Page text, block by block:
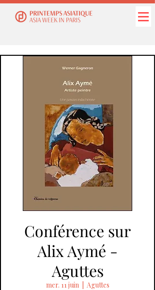
Conférence sur
Alix Aymé -
Aguttes
mer. 11 juin
  |
Aguttes